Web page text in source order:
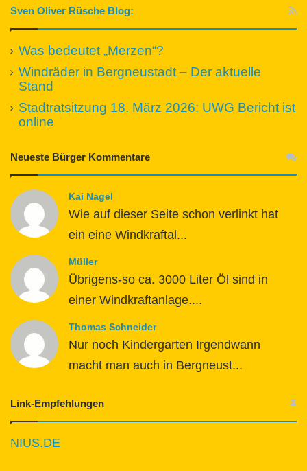
Sven Oliver Rüsche Blog:
Was bedeutet „Merzen“?
Windräder in Bergneustadt – Der aktuelle
Stand
Stadtratsitzung 18. März 2026: UWG Bericht ist
online
Neueste Bürger Kommentare
Kai Nagel
Wie auf dieser Seite schon verlinkt hat
ein eine Windkraftal...
Müller
Übrigens-so ca. 3000 Liter Öl sind in
einer Windkraftanlage....
Thomas Schneider
Nur noch Kindergarten Irgendwann
macht man auch in Bergneust...
Link-Empfehlungen
NIUS.DE